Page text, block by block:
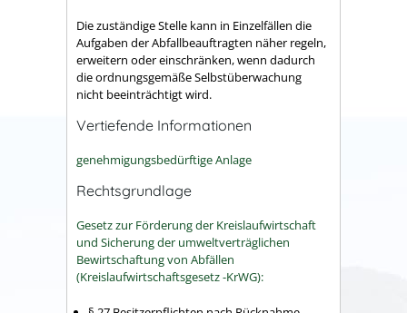
Die zuständige Stelle kann in Einzelfällen die
Aufgaben der Abfallbeauftragten näher regeln,
erweitern oder einschränken, wenn dadurch
die ordnungsgemäße Selbstüberwachung
nicht beeinträchtigt wird.
Vertiefende Informationen
genehmigungsbedürftige Anlage
Rechtsgrundlage
Gesetz zur Förderung der Kreislaufwirtschaft
und Sicherung der umweltverträglichen
Bewirtschaftung von Abfällen
(Kreislaufwirtschaftsgesetz -KrWG):